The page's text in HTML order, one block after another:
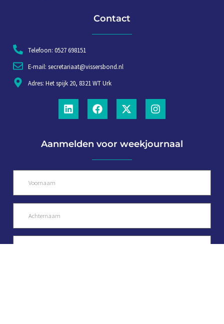
Contact
Telefoon: 0527 698151
E-mail: secretariaat@vissersbond.nl
Adres: Het spijk 20, 8321 WT Urk
Aanmelden voor weekjournaal